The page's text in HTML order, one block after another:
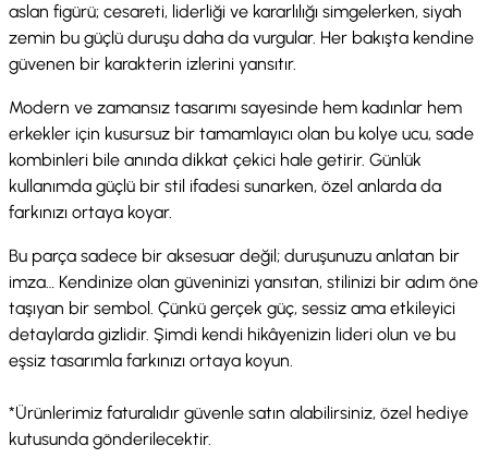
aslan figürü; cesareti, liderliği ve kararlılığı simgelerken, siyah
zemin bu güçlü duruşu daha da vurgular. Her bakışta kendine
güvenen bir karakterin izlerini yansıtır.
Modern ve zamansız tasarımı sayesinde hem kadınlar hem
erkekler için kusursuz bir tamamlayıcı olan bu kolye ucu, sade
kombinleri bile anında dikkat çekici hale getirir. Günlük
kullanımda güçlü bir stil ifadesi sunarken, özel anlarda da
farkınızı ortaya koyar.
Bu parça sadece bir aksesuar değil; duruşunuzu anlatan bir
imza… Kendinize olan güveninizi yansıtan, stilinizi bir adım öne
taşıyan bir sembol. Çünkü gerçek güç, sessiz ama etkileyici
detaylarda gizlidir. Şimdi kendi hikâyenizin lideri olun ve bu
eşsiz tasarımla farkınızı ortaya koyun.
*Ürünlerimiz faturalıdır güvenle satın alabilirsiniz, özel hediye
kutusunda gönderilecektir.